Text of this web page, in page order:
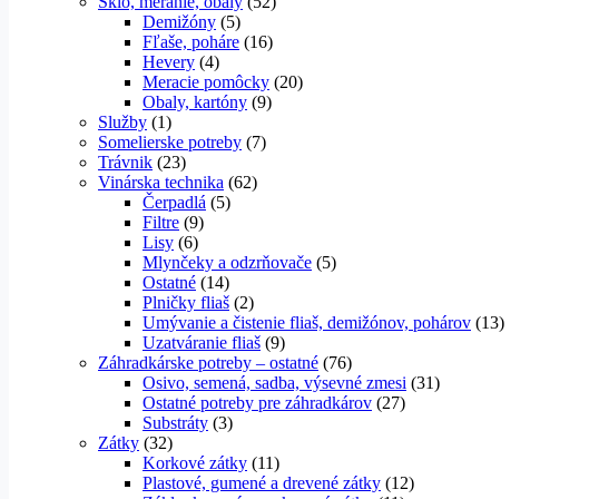
Demižóny (5)
Fľaše, poháre (16)
Hevery (4)
Meracie pomôcky (20)
Obaly, kartóny (9)
Služby (1)
Somelierske potreby (7)
Trávnik (23)
Vinárska technika (62)
Čerpadlá (5)
Filtre (9)
Lisy (6)
Mlynčeky a odzrňovače (5)
Ostatné (14)
Plničky fliaš (2)
Umývanie a čistenie fliaš, demižónov, pohárov (13)
Uzatváranie fliaš (9)
Záhradkárske potreby – ostatné (76)
Osivo, semená, sadba, výsevné zmesi (31)
Ostatné potreby pre záhradkárov (27)
Substráty (3)
Zátky (32)
Korkové zátky (11)
Plastové, gumené a drevené zátky (12)